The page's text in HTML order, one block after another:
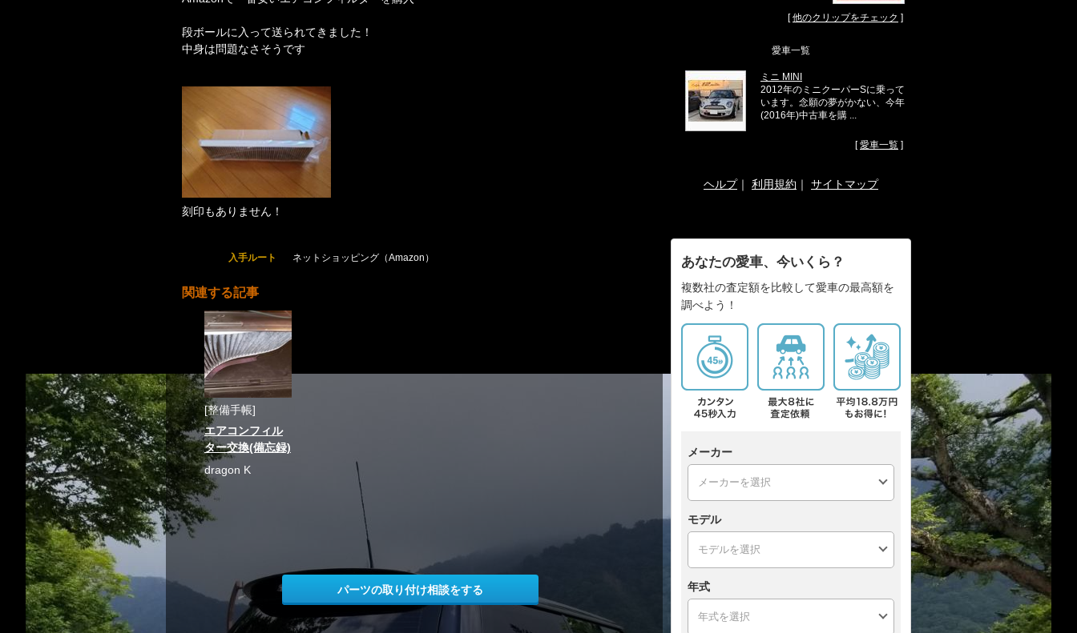
段ボールに入って送られてきました！
中身は問題なさそうです
刻印もありません！
入手ルート ネットショッピング（Amazon）
関連する記事
[整備手帳]
エアコンフィル
ター交換(備忘録)
dragon K
パーツの取り付け相談をする
[他のクリップをチェック ]
愛車一覧
ミニ MINI
2012年のミニクーパーSに乗って
います。念願の夢がかない、今年
(2016年)中古車を購 ...
[愛車一覧 ]
ヘルプ｜ 利用規約 ｜ サイトマップ
あなたの愛車、今いくら？
複数社の査定額を比較して愛車の最高額を
調べよう！
メーカー
モデル
年式